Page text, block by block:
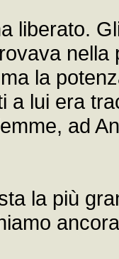
liberato.
la
a lui era
ad
la più